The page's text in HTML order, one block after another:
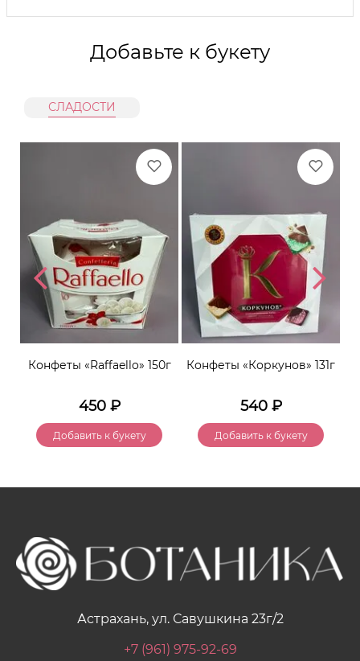
Добавьте к букету
СЛАДОСТИ
Конфеты «Raffaello» 150г
450₽
Добавить к букету
Конфеты «Коркунов» 131г
540₽
Добавить к букету
Астрахань, ул. Савушкина 23г/2
+7 (961) 975-92-69